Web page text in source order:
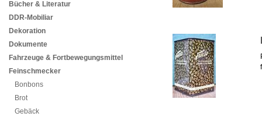
Bücher & Literatur
DDR-Mobiliar
Dekoration
Dokumente
Fahrzeuge & Fortbewegungsmittel
Feinschmecker
Bonbons
Brot
Gebäck